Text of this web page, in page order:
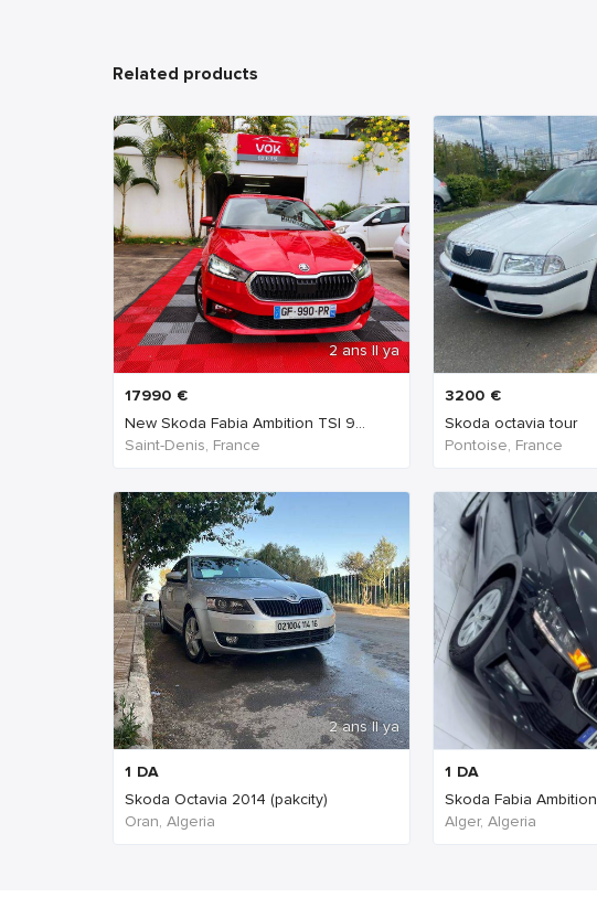
Related products
2 ans Il ya
17990 €
New Skoda Fabia Ambition TSI 9...
Saint-Denis, France
3200 €
Skoda octavia tour
Pontoise, France
2 ans Il ya
1 DA
Skoda Octavia 2014 (pakcity)
Oran, Algeria
1 DA
Skoda Fabia Ambition
Alger, Algeria